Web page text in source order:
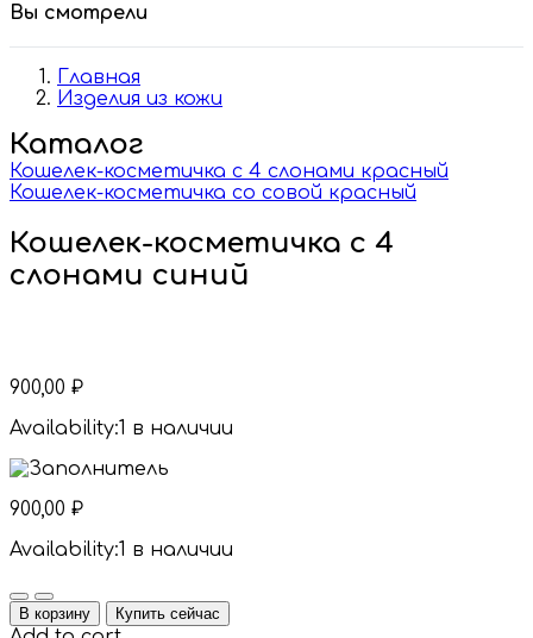
Вы смотрели
Главная
Изделия из кожи
Каталог
Кошелек-косметичка с 4 слонами красный
Кошелек-косметичка со совой красный
Кошелек-косметичка с 4
слонами синий
900,00 ₽
Availability:1 в наличии
900,00 ₽
Availability:1 в наличии
Quantity
В корзину Купить сейчас